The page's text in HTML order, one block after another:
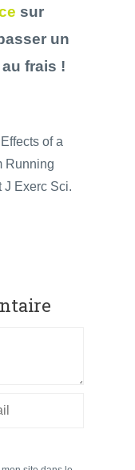
sur
un
frais !
of a
Running
J Exerc Sci.